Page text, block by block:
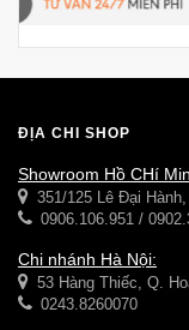
ĐỊA CHỈ SHOP
Showroom Hồ CHí
351/125 Lê Đại
0906.106.951 /
Chi nhánh Hà Nội:
53 Hàng Thiếc, Q.
0243.8260070